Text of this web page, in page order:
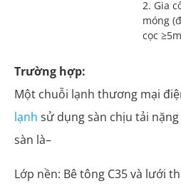
2. Gia
móng
cọc
Trường hợp:
Một chuỗi lạnh thương mại
lạnh sử dụng sàn chịu tải
sàn là–
Lớp nền: Bê tông C35 và lưới